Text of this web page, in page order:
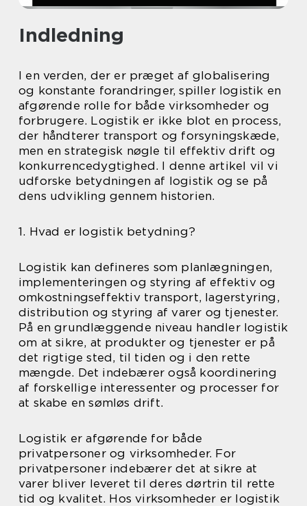
Indledning
I en verden, der er præget af globalisering
og konstante forandringer, spiller logistik en
afgørende rolle for både virksomheder og
forbrugere. Logistik er ikke blot en process,
der håndterer transport og forsyningskæde,
men en strategisk nøgle til effektiv drift og
konkurrencedygtighed. I denne artikel vil vi
udforske betydningen af logistik og se på
dens udvikling gennem historien.
1. Hvad er logistik betydning?
Logistik kan defineres som planlægningen,
implementeringen og styring af effektiv og
omkostningseffektiv transport, lagerstyring,
distribution og styring af varer og tjenester.
På en grundlæggende niveau handler logistik
om at sikre, at produkter og tjenester er på
det rigtige sted, til tiden og i den rette
mængde. Det indebærer også koordinering
af forskellige interessenter og processer for
at skabe en sømløs drift.
Logistik er afgørende for både
privatpersoner og virksomheder. For
privatpersoner indebærer det at sikre at
varer bliver leveret til deres dørtrin til rette
tid og kvalitet. Hos virksomheder er logistik